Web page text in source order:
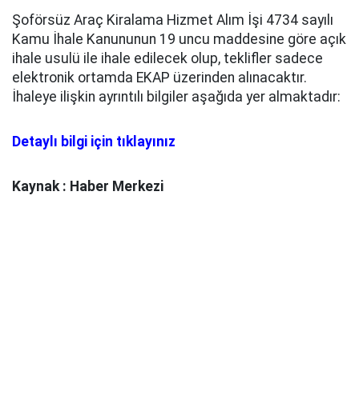
Şoförsüz Araç Kiralama Hizmet Alım İşi 4734 sayılı
Kamu İhale Kanununun 19 uncu maddesine göre açık
ihale usulü ile ihale edilecek olup, teklifler sadece
elektronik ortamda EKAP üzerinden alınacaktır.
İhaleye ilişkin ayrıntılı bilgiler aşağıda yer almaktadır:
Detaylı bilgi için tıklayınız
Kaynak : Haber Merkezi